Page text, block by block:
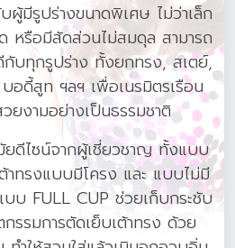
ผู้มีรูปร่างขนาดพิเศษ ไม่ว่าเล็ก
หรือมีสัดส่วนไม่สมดุล สามารถ
บทุกรูปร่าง ทั้งยกทรง, สเตย์,
อดี้สูท ฯลฯ เพื่อเนรมิตรเรือน
ยงามอย่างเป็นธรรมชาติ
ดีไซน์จากผู้เชี่ยวชาญ ทั้งแบบ
าทรงแบบมีโครง และ แบบไม่มี
บ FULL CUP ช่วยเก็บกระชับ
รรมการตัดเย็บเต้าทรง ด้วย